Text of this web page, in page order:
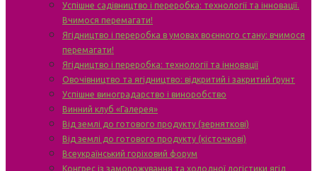
Успішне садівництво і переробка: технології та інновації.
Вчимося перемагати!
Ягідництво і переробка в умовах воєнного стану: вчимося
перемагати!
Ягідництво і переробка: технології та інновації
Овочівництво та ягідництво: відкритий і закритий ґрунт
Успішне виноградарство і виноробство
Винний клуб «Галерея»
Від землі до готового продукту (зерняткові)
Від землі до готового продукту (кісточкові)
Всеукраїнський горіховий форум
Конгрес із заморожування та холодної логістики ягід